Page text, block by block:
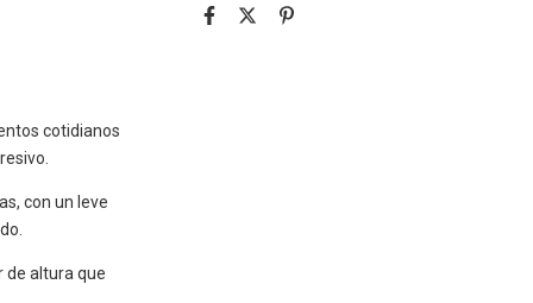
cotidianos
con un leve
de altura que